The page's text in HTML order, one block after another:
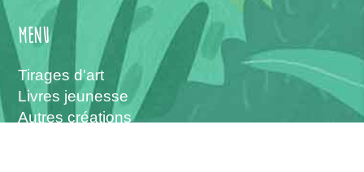
menu
Tirages d'art
Livres jeunesse
Autres créations